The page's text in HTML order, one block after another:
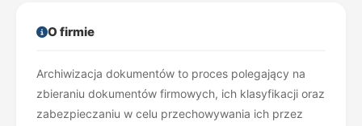
O firmie
Archiwizacja dokumentów to proces polegający na
zbieraniu dokumentów firmowych, ich klasyfikacji oraz
zabezpieczaniu w celu przechowywania ich przez